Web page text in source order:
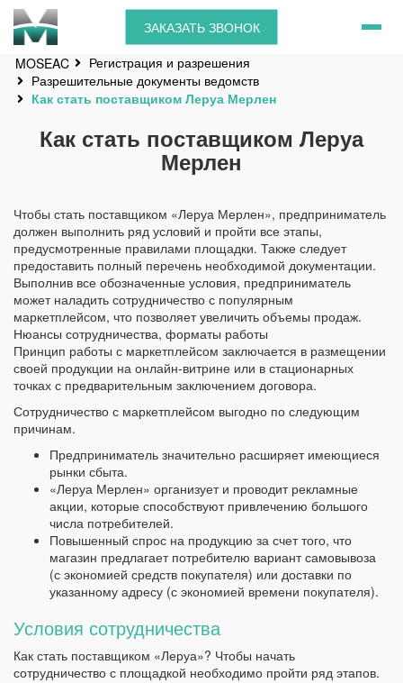
ЗАКАЗАТЬ ЗВОНОК
MOSEAC
Регистрация и разрешения
Разрешительные документы ведомств
Как стать поставщиком Леруа Мерлен
Как стать поставщиком Леруа
Мерлен
Чтобы стать поставщиком «Леруа Мерлен», предприниматель
должен выполнить ряд условий и пройти все этапы,
предусмотренные правилами площадки. Также следует
предоставить полный перечень необходимой документации.
Выполнив все обозначенные условия, предприниматель
может наладить сотрудничество с популярным
маркетплейсом, что позволяет увеличить объемы продаж.
Нюансы сотрудничества, форматы работы
Принцип работы с маркетплейсом заключается в размещении
своей продукции на онлайн-витрине или в стационарных
точках с предварительным заключением договора.
Сотрудничество с маркетплейсом выгодно по следующим
причинам.
Предприниматель значительно расширяет имеющиеся
рынки сбыта.
«Леруа Мерлен» организует и проводит рекламные
акции, которые способствуют привлечению большого
числа потребителей.
Повышенный спрос на продукцию за счет того, что
магазин предлагает потребителю вариант самовывоза
(с экономией средств покупателя) или доставки по
указанному адресу (с экономией времени покупателя).
Условия сотрудничества
Как стать поставщиком «Леруа»? Чтобы начать
сотрудничество с площадкой необходимо пройти ряд этапов.